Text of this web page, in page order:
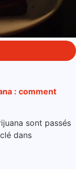
: comment
sont passés
dans